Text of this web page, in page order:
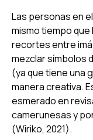
Las personas en
mismo tiempo
recortes entre
mezclar símbolos
(ya que tiene una
manera creativa.
esmerado en
camerunesas y
(Wiriko, 2021).